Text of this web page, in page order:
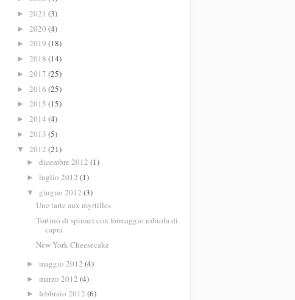
► 2021 (3)
► 2020 (4)
► 2019 (18)
► 2018 (14)
► 2017 (25)
► 2016 (25)
► 2015 (15)
► 2014 (4)
► 2013 (5)
▼ 2012 (21)
► dicembre 2012 (1)
► luglio 2012 (1)
▼ giugno 2012 (3)
Une tarte aux myrtilles
Tortino di spinaci con formaggio robiola di
capra
New York Cheesecake
► maggio 2012 (4)
► marzo 2012 (4)
► febbraio 2012 (6)